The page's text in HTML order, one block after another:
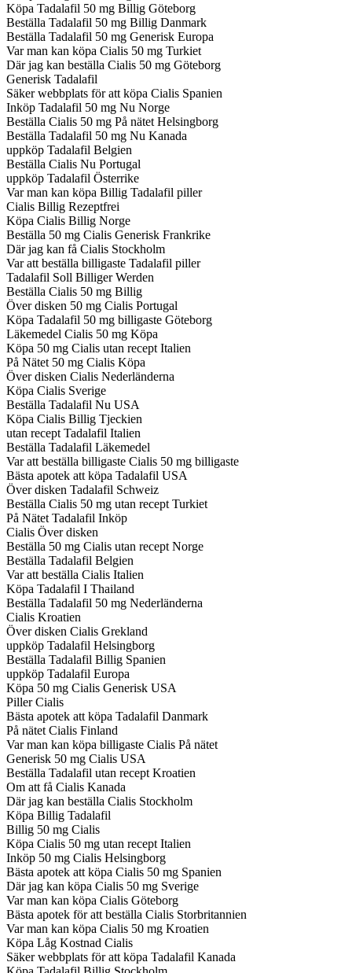
Köpa Tadalafil 50 mg Billig Göteborg
Beställa Tadalafil 50 mg Billig Danmark
Beställa Tadalafil 50 mg Generisk Europa
Var man kan köpa Cialis 50 mg Turkiet
Där jag kan beställa Cialis 50 mg Göteborg
Generisk Tadalafil
Säker webbplats för att köpa Cialis Spanien
Inköp Tadalafil 50 mg Nu Norge
Beställa Cialis 50 mg På nätet Helsingborg
Beställa Tadalafil 50 mg Nu Kanada
uppköp Tadalafil Belgien
Beställa Cialis Nu Portugal
uppköp Tadalafil Österrike
Var man kan köpa Billig Tadalafil piller
Cialis Billig Rezeptfrei
Köpa Cialis Billig Norge
Beställa 50 mg Cialis Generisk Frankrike
Där jag kan få Cialis Stockholm
Var att beställa billigaste Tadalafil piller
Tadalafil Soll Billiger Werden
Beställa Cialis 50 mg Billig
Över disken 50 mg Cialis Portugal
Köpa Tadalafil 50 mg billigaste Göteborg
Läkemedel Cialis 50 mg Köpa
Köpa 50 mg Cialis utan recept Italien
På Nätet 50 mg Cialis Köpa
Över disken Cialis Nederländerna
Köpa Cialis Sverige
Beställa Tadalafil Nu USA
Köpa Cialis Billig Tjeckien
utan recept Tadalafil Italien
Beställa Tadalafil Läkemedel
Var att beställa billigaste Cialis 50 mg billigaste
Bästa apotek att köpa Tadalafil USA
Över disken Tadalafil Schweiz
Beställa Cialis 50 mg utan recept Turkiet
På Nätet Tadalafil Inköp
Cialis Över disken
Beställa 50 mg Cialis utan recept Norge
Beställa Tadalafil Belgien
Var att beställa Cialis Italien
Köpa Tadalafil I Thailand
Beställa Tadalafil 50 mg Nederländerna
Cialis Kroatien
Över disken Cialis Grekland
uppköp Tadalafil Helsingborg
Beställa Tadalafil Billig Spanien
uppköp Tadalafil Europa
Köpa 50 mg Cialis Generisk USA
Piller Cialis
Bästa apotek att köpa Tadalafil Danmark
På nätet Cialis Finland
Var man kan köpa billigaste Cialis På nätet
Generisk 50 mg Cialis USA
Beställa Tadalafil utan recept Kroatien
Om att få Cialis Kanada
Där jag kan beställa Cialis Stockholm
Köpa Billig Tadalafil
Billig 50 mg Cialis
Köpa Cialis 50 mg utan recept Italien
Inköp 50 mg Cialis Helsingborg
Bästa apotek att köpa Cialis 50 mg Spanien
Där jag kan köpa Cialis 50 mg Sverige
Var man kan köpa Cialis Göteborg
Bästa apotek för att beställa Cialis Storbritannien
Var man kan köpa Cialis 50 mg Kroatien
Köpa Låg Kostnad Cialis
Säker webbplats för att köpa Tadalafil Kanada